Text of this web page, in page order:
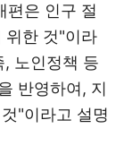
편은 인구 절
위한 것"이라
노인정책 등
반영하여, 지
"이라고 설명